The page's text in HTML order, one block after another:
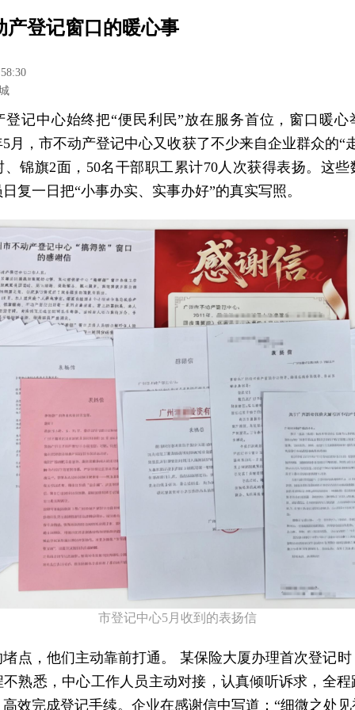
产登记窗口的暖心事
登记中心始终把“便民利民”放在服务首位，窗口暖心
5月，市不动产登记中心又收获了不少来自企业群众的“
、锦旗2面，50名干部职工累计70人次获得表扬。这些
复一日把“小事办实、实事办好”的真实写照。
市登记中心5月收到的表扬信
点，他们主动靠前打通。 某保险大厦办理首次登记
熟悉，中心工作人员主动对接，认真倾听诉求，全
效完成登记手续。企业在感谢信中写道：“细微之处